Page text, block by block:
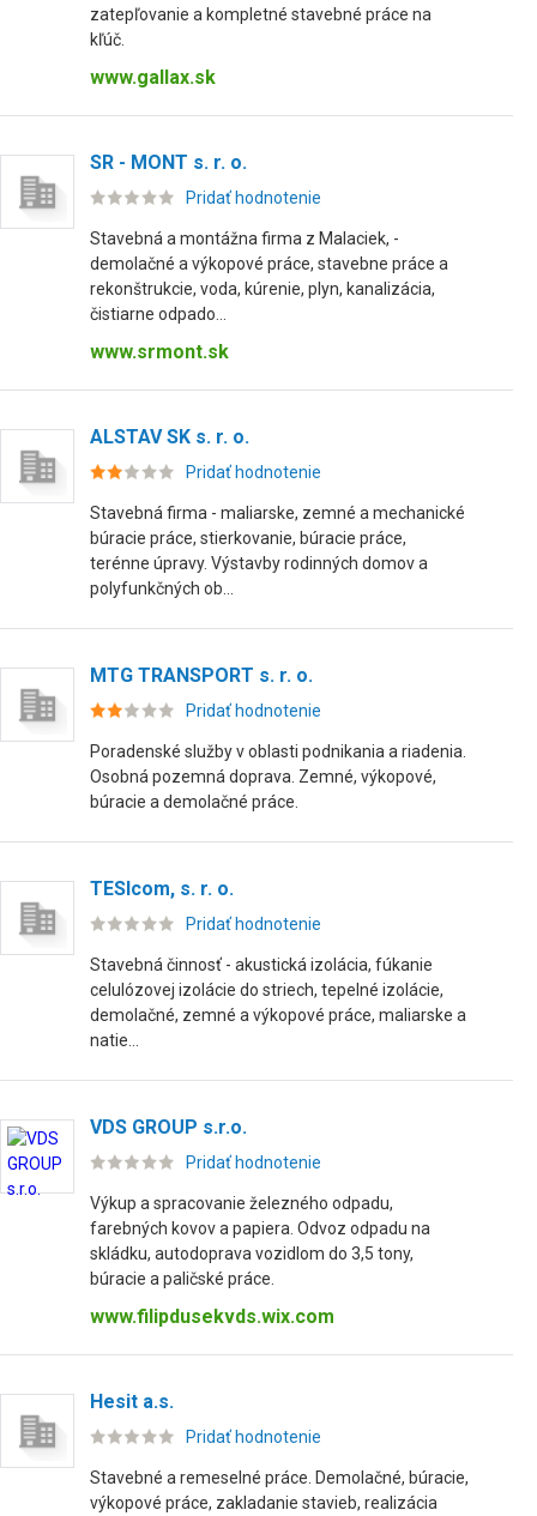
zatepľovanie a kompletné stavebné práce na
kľúč.
www.gallax.sk
SR - MONT s. r. o.
Pridať hodnotenie
Stavebná a montážna firma z Malaciek, -
demolačné a výkopové práce, stavebne práce a
rekonštrukcie, voda, kúrenie, plyn, kanalizácia,
čistiarne odpado...
www.srmont.sk
ALSTAV SK s. r. o.
Pridať hodnotenie
Stavebná firma - maliarske, zemné a mechanické
búracie práce, stierkovanie, búracie práce,
terénne úpravy. Výstavby rodinných domov a
polyfunkčných ob...
MTG TRANSPORT s. r. o.
Pridať hodnotenie
Poradenské služby v oblasti podnikania a riadenia.
Osobná pozemná doprava. Zemné, výkopové,
búracie a demolačné práce.
TESIcom, s. r. o.
Pridať hodnotenie
Stavebná činnosť - akustická izolácia, fúkanie
celulózovej izolácie do striech, tepelné izolácie,
demolačné, zemné a výkopové práce, maliarske a
natie...
VDS GROUP s.r.o.
Pridať hodnotenie
Výkup a spracovanie železného odpadu,
farebných kovov a papiera. Odvoz odpadu na
skládku, autodoprava vozidlom do 3,5 tony,
búracie a paličské práce.
www.filipdusekvds.wix.com
Hesit a.s.
Pridať hodnotenie
Stavebné a remeselné práce. Demolačné, búracie,
výkopové práce, zakladanie stavieb, realizácia